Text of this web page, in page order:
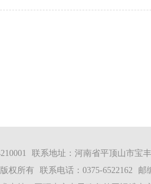
联系地址：河南省平顶山市宝
权所有 联系电话：0375-6522162 邮